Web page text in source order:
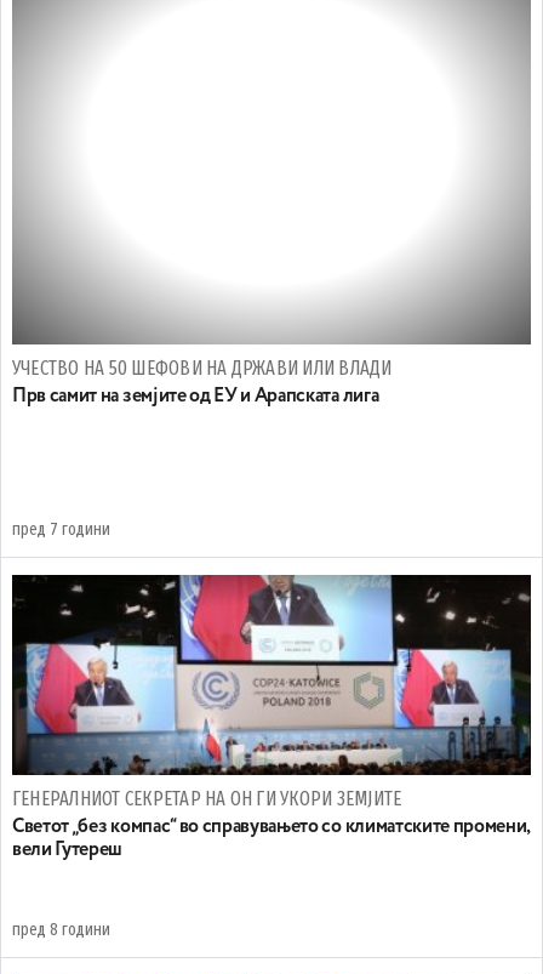
УЧЕСТВО НА 50 ШЕФОВИ НА ДРЖАВИ ИЛИ ВЛАДИ
Прв самит на земјите од ЕУ и Арапската лига
пред 7 години
ГЕНЕРАЛНИОТ СЕКРЕТАР НА ОН ГИ УКОРИ ЗЕМЈИТЕ
Светот „без компас“ во справувањето со климатските промени,
вели Гутереш
пред 8 години